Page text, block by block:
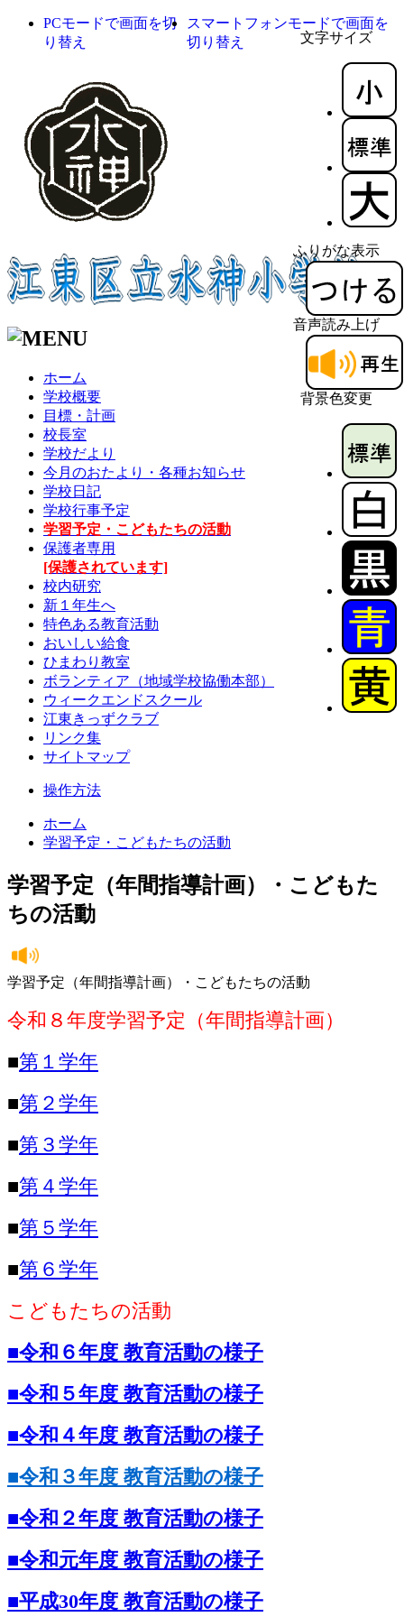
文字サイズ
ふりがな表示
音声読み上げ
背景色変更
PCモードで画面を切
り替え
スマートフォンモードで画面を
切り替え
ホーム
学校概要
目標・計画
校長室
学校だより
今月のおたより・各種お知らせ
学校日記
学校行事予定
学習予定・こどもたちの活動
保護者専用
[保護されています]
校内研究
新１年生へ
特色ある教育活動
おいしい給食
ひまわり教室
ボランティア（地域学校協働本部）
ウィークエンドスクール
江東きっずクラブ
リンク集
サイトマップ
操作方法
ホーム
学習予定・こどもたちの活動
学習予定（年間指導計画）・こどもた
ちの活動
学習予定（年間指導計画）・こどもたちの活動
令和８年度学習予定（年間指導計画）
■第１学年
■第２学年
■第３学年
■第４学年
■第５学年
■第６学年
こどもたちの活動
■令和６年度 教育活動の様子
■令和５年度 教育活動の様子
■令和４年度 教育活動の様子
■令和３年度 教育活動の様子
■令和２年度 教育活動の様子
■令和元年度 教育活動の様子
■平成30年度 教育活動の様子